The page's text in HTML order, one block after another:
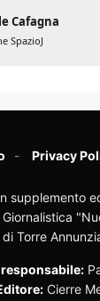
Cafagna
SpazioJ
Privacy
supplemento
Giornalistica
Torre
Cierre